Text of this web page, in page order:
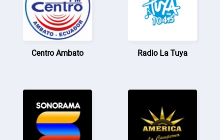
Centro Ambato Radio La Tuya